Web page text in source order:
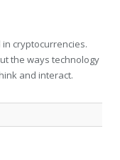
cryptocurrencies.
the ways technology
and interact.